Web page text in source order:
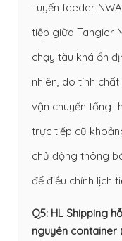
Tuyến feeder
tiếp giữa Tangier
chạy tàu khá ổn
nhiên, do tính
vận chuyển tổng
trực tiếp cũ
chủ động thông
để điều chỉnh lịch
Q5: HL Shipping
nguyên container